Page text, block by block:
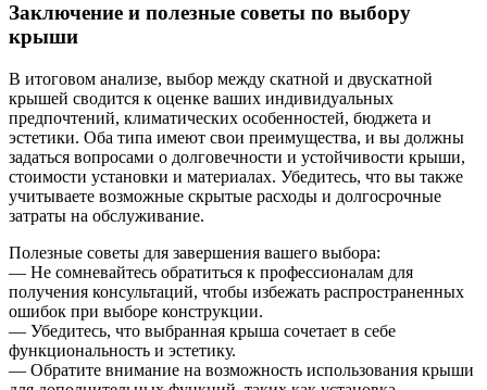
Заключение и полезные советы по выбору
крыши
В итоговом анализе, выбор между скатной и двускатной
крышей сводится к оценке ваших индивидуальных
предпочтений, климатических особенностей, бюджета и
эстетики. Оба типа имеют свои преимущества, и вы должны
задаться вопросами о долговечности и устойчивости крыши,
стоимости установки и материалах. Убедитесь, что вы также
учитываете возможные скрытые расходы и долгосрочные
затраты на обслуживание.
Полезные советы для завершения вашего выбора:
— Не сомневайтесь обратиться к профессионалам для
получения консультаций, чтобы избежать распространенных
ошибок при выборе конструкции.
— Убедитесь, что выбранная крыша сочетает в себе
функциональность и эстетику.
— Обратите внимание на возможность использования крыши